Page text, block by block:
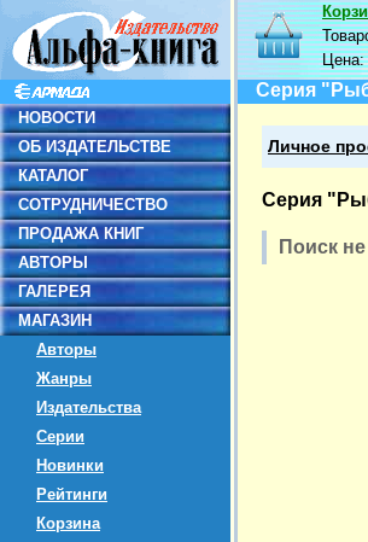
НОВОСТИ
ОБ ИЗДАТЕЛЬСТВЕ
КАТАЛОГ
СОТРУДНИЧЕСТВО
ПРОДАЖА КНИГ
АВТОРЫ
ГАЛЕРЕЯ
МАГАЗИН
Авторы
Жанры
Издательства
Серии
Новинки
Рейтинги
Корзина
Цена:
Серия
Личное
Серия
Поиск